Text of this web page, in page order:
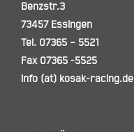
Benzstr.3
73457 Essingen
Tel. 07365 – 5521
Fax 07365 -5525
info (at) kosak-racing.de